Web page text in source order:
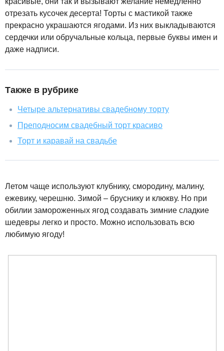
отрезать кусочек десерта! Торты с мастикой также
прекрасно украшаются ягодами. Из них выкладываются
сердечки или обручальные кольца, первые буквы имен и
даже надписи.
Также в рубрике
Четыре альтернативы свадебному торту
Преподносим свадебный торт красиво
Торт и каравай на свадьбе
Летом чаще используют клубнику, смородину, малину,
ежевику, черешню. Зимой – бруснику и клюкву. Но при
обилии замороженных ягод создавать зимние сладкие
шедевры легко и просто. Можно использовать всю
любимую ягоду!